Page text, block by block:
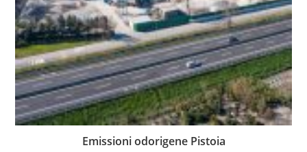
Emissioni odorigene Pistoia